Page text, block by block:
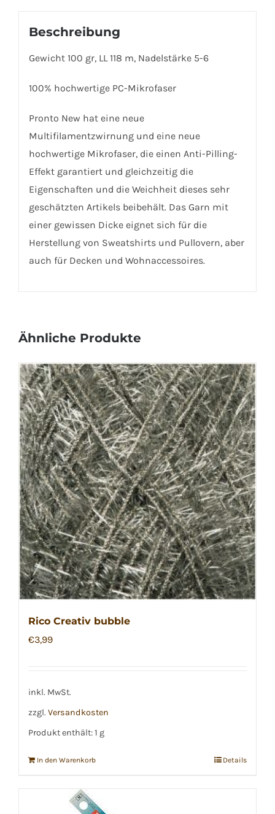
Beschreibung
Gewicht 100 gr, LL 118 m, Nadelstärke 5-6
100% hochwertige PC-Mikrofaser
Pronto New hat eine neue
Multifilamentzwirnung und eine neue
hochwertige Mikrofaser, die einen Anti-Pilling-
Effekt garantiert und gleichzeitig die
Eigenschaften und die Weichheit dieses sehr
geschätzten Artikels beibehält. Das Garn mit
einer gewissen Dicke eignet sich für die
Herstellung von Sweatshirts und Pullovern, aber
auch für Decken und Wohnaccessoires.
Ähnliche Produkte
Rico Creativ bubble
€3,99
inkl. MwSt.
zzgl. Versandkosten
Produkt enthält: 1 g
In den Warenkorb Details